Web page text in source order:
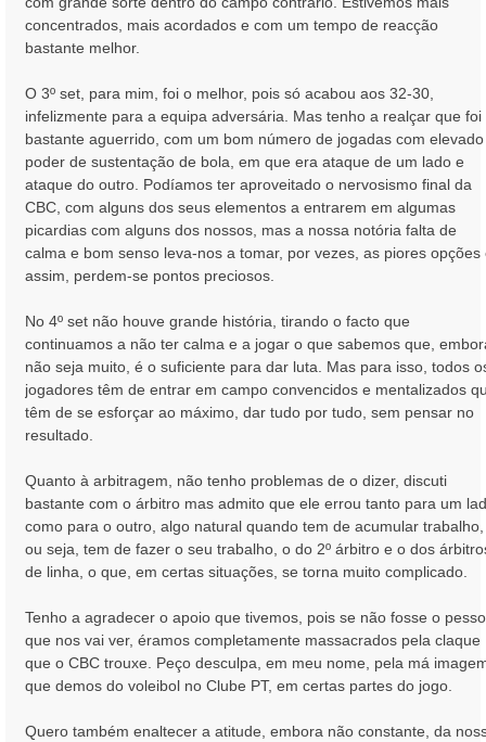
concentrados, mais acordados e com um tempo de reacção
bastante melhor.
O 3º set, para mim, foi o melhor, pois só acabou aos 32-30,
infelizmente para a equipa adversária. Mas tenho a realçar que foi
bastante aguerrido, com um bom número de jogadas com elevado
poder de sustentação de bola, em que era ataque de um lado e
ataque do outro. Podíamos ter aproveitado o nervosismo final da
CBC, com alguns dos seus elementos a entrarem em algumas
picardias com alguns dos nossos, mas a nossa notória falta de
calma e bom senso leva-nos a tomar, por vezes, as piores opções
assim, perdem-se pontos preciosos.
No 4º set não houve grande história, tirando o facto que
continuamos a não ter calma e a jogar o que sabemos que,
não seja muito, é o suficiente para dar luta. Mas para isso, todos
jogadores têm de entrar em campo convencidos e mentalizados
têm de se esforçar ao máximo, dar tudo por tudo, sem pensar no
resultado.
Quanto à arbitragem, não tenho problemas de o dizer, discuti
bastante com o árbitro mas admito que ele errou tanto para um
como para o outro, algo natural quando tem de acumular trabalho,
ou seja, tem de fazer o seu trabalho, o do 2º árbitro e o dos
de linha, o que, em certas situações, se torna muito complicado.
Tenho a agradecer o apoio que tivemos, pois se não fosse o
que nos vai ver, éramos completamente massacrados pela claque
que o CBC trouxe. Peço desculpa, em meu nome, pela má
que demos do voleibol no Clube PT, em certas partes do jogo.
Quero também enaltecer a atitude, embora não constante, da